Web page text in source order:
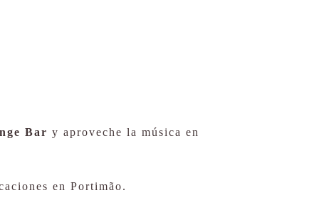
Bar y aproveche la música en
en Portimão.